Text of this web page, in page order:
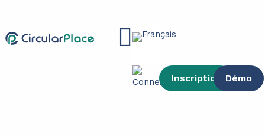
contenu
Main
Inscription Démo